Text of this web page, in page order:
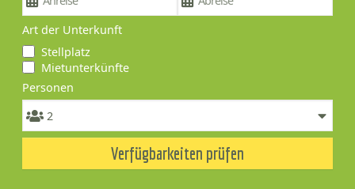
Art der Unterkunft
Stellplatz
Mietunterkünfte
Personen
Verfügbarkeiten prüfen